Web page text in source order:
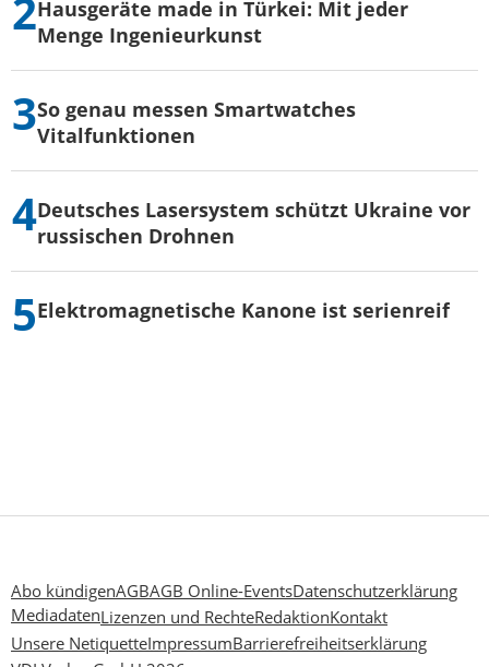
Hausgeräte made in Türkei: Mit jeder
Menge Ingenieurkunst
So genau messen Smartwatches
Vitalfunktionen
Deutsches Lasersystem schützt Ukraine vor
russischen Drohnen
Elektromagnetische Kanone ist serienreif
Abo kündigenAGBAGB Online-EventsDatenschutzerklärung
MediadatenLizenzen und RechteRedaktionKontakt
Unsere NetiquetteImpressumBarrierefreiheitserklärung